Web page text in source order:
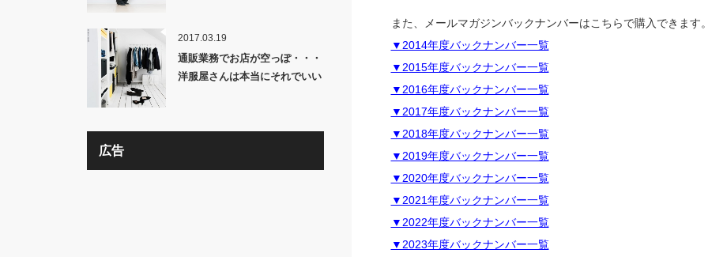
また、メールマガジンバックナンバーはこちらで購入できます
▼2014年度バックナンバー一覧
▼2015年度バックナンバー一覧
▼2016年度バックナンバー一覧
▼2017年度バックナンバー一覧
▼2018年度バックナンバー一覧
▼2019年度バックナンバー一覧
▼2020年度バックナンバー一覧
▼2021年度バックナンバー一覧
▼2022年度バックナンバー一覧
▼2023年度バックナンバー一覧
2017.03.19
通販業務でお店が空っぽ・・・
洋服屋さんは本当にそれでいい
広告